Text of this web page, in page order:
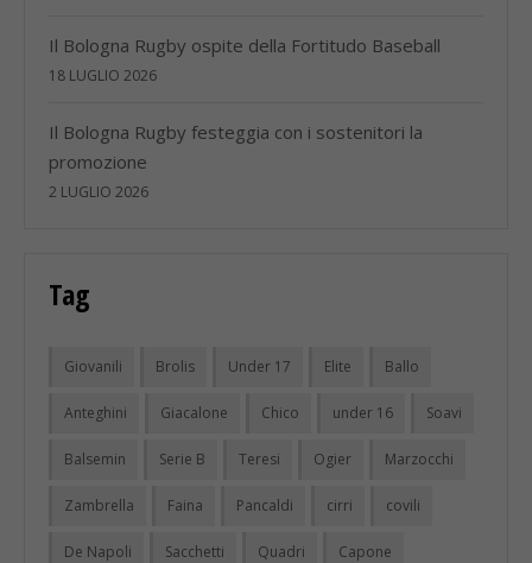
Il Bologna Rugby ospite della Fortitudo Baseball
18 LUGLIO 2026
Il Bologna Rugby festeggia con i sostenitori la
promozione
2 LUGLIO 2026
Tag
Giovanili Brolis Under 17 Elite Ballo
Anteghini Giacalone Chico under 16 Soavi
Balsemin Serie B Teresi Ogier Marzocchi
Zambrella Faina Pancaldi cirri covili
De Napoli Sacchetti Quadri Capone